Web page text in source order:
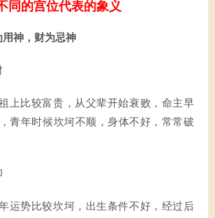
同的宫位代表的象义
用神，财为忌神
上比较富贵，从父辈开始衰败，命主早
青年时候坎坷不顺，身体不好，常常破
运势比较坎坷，出生条件不好，经过后